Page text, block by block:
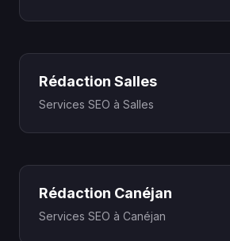
Rédaction Salles
Services SEO à Salles
Rédaction Canéjan
Services SEO à Canéjan